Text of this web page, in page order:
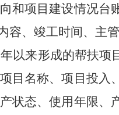
和项目建设情况台
、竣工时间、主管
年以来形成的帮扶项
目名称、项目投入
状态、使用年限、